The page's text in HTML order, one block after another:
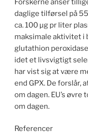
Forskerne anser
daglige tilførsel på
ca. 100 µg pr liter
maksimale aktivitet i
glutathion
idet et livsvigtigt
har vist sig at være
end GPX. De forslår,
om dagen. EU’s
om dagen.
Referencer